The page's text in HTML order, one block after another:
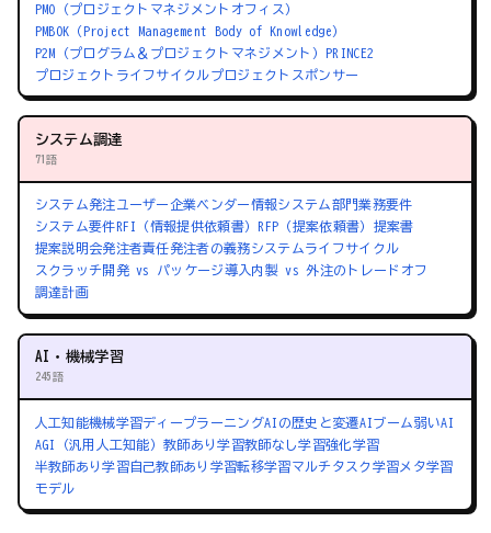
PMO（プロジェクトマネジメントオフィス）
PMBOK（Project Management Body of Knowledge）
P2M（プログラム＆プロジェクトマネジメント） PRINCE2
プロジェクトライフサイクルプロジェクトスポンサー
システム調達
71語
システム発注 ユーザー企業ベンダー情報システム部門業務要件
システム要件 RFI（情報提供依頼書） RFP（提案依頼書） 提案書
提案説明会発注者責任発注者の義務システムライフサイクル
スクラッチ開発 vs パッケージ導入 内製 vs 外注のトレードオフ
調達計画
AI・機械学習
245語
人工知能機械学習ディープラーニングAIの歴史と変遷AIブーム 弱いAI
AGI（汎用人工知能）教師あり学習教師なし学習強化学習
半教師あり学習自己教師あり学習転移学習マルチタスク学習メタ学習
モデル